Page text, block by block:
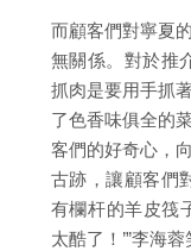
而顧客們對寧夏
無關係。對於推
抓肉是要用手抓
了色香味俱全的
客們的好奇心，
古跡，讓顧客們
有欄杆的羊皮筏
太酷了！’”李海蓉